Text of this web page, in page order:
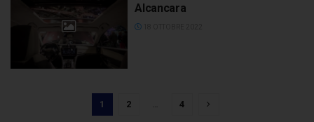
Alcancara
1 2 … 4